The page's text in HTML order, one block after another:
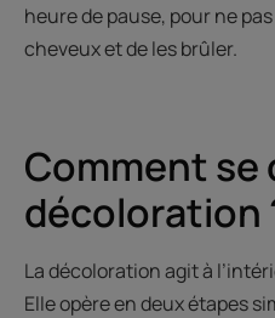
heure de pause, pour ne
cheveux et de les brûler.
Comment se
décoloration
La décoloration agit à
Elle opère en deux étapes